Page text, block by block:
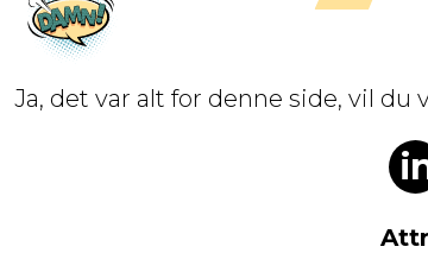
Ja, det var alt for denne side, vil du